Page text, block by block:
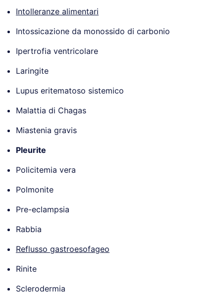
Intolleranze alimentari
Intossicazione da monossido di carbonio
Ipertrofia ventricolare
Laringite
Lupus eritematoso sistemico
Malattia di Chagas
Miastenia gravis
Pleurite
Policitemia vera
Polmonite
Pre-eclampsia
Rabbia
Reflusso gastroesofageo
Rinite
Sclerodermia